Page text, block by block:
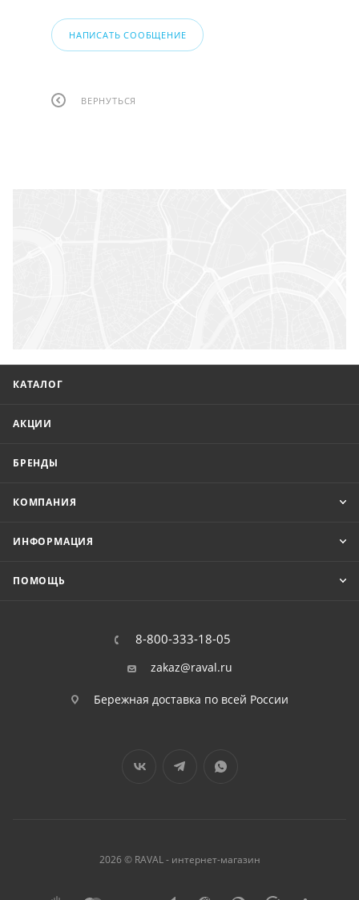
НАПИСАТЬ СООБЩЕНИЕ
ВЕРНУТЬСЯ
КАТАЛОГ
АКЦИИ
БРЕНДЫ
КОМПАНИЯ
ИНФОРМАЦИЯ
ПОМОЩЬ
8-800-333-18-05
zakaz@raval.ru
Бережная доставка по всей России
2026 © RAVAL - интернет-магазин